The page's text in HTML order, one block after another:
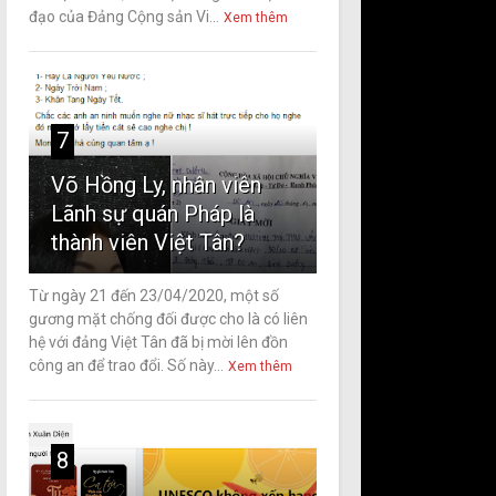
đạo của Đảng Cộng sản Vi...
Xem thêm
7
Võ Hồng Ly, nhân viên
Lãnh sự quán Pháp là
thành viên Việt Tân?
Từ ngày 21 đến 23/04/2020, một số
gương mặt chống đối được cho là có liên
hệ với đảng Việt Tân đã bị mời lên đồn
công an để trao đổi. Số này...
Xem thêm
8